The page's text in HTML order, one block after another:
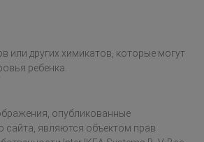
или других химикатов, которые могут
ребенка.
опубликованные
сайта, являются объектом прав